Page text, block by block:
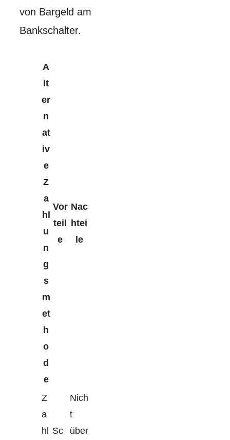
von Bargeld am
Bankschalter.
A
lt
er
n
at
iv
e
Z
a
hl
u
n
g
s
m
et
h
o
d
e
Vor
teil
e
Nac
htei
le
Z
a
hl
Sc
Nich
t
über